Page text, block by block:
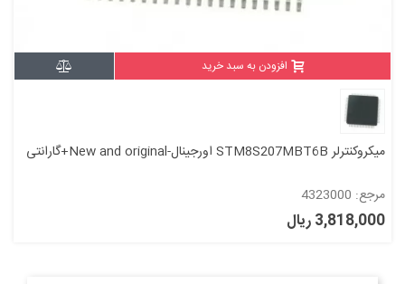
افزودن به سبد خرید
میکروکنترلر STM8S207MBT6B اورجینال-New and original+گارانتی
مرجع: 4323000
3,818,000 ریال